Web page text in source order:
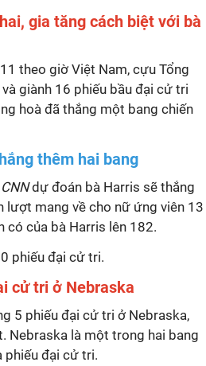
gia tăng cách biệt với bà
theo giờ Việt Nam, cựu Tổng
giành 16 phiếu bầu đại cử tri
hoà đã thắng một bang chiến
thêm hai bang
CNNdự đoán bà Harris sẽ thắng
lượt mang về cho nữ ứng viên 13
có của bà Harris lên 182.
phiếu đại cử tri.
cử tri ở Nebraska
5 phiếu đại cử tri ở Nebraska,
Nebraska là một trong hai bang
phiếu đại cử tri.